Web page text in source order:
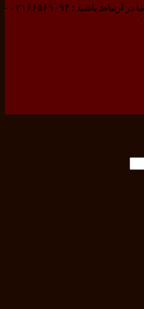
از طریق شماره تلفن های زیر با ما در ارتباط باشید : ۰۲۱۶۶۵۶۹۰۹۴ -